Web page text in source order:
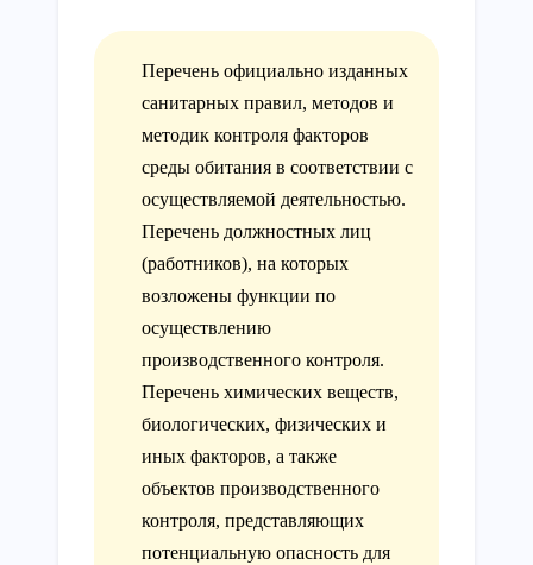
Перечень официально изданных
санитарных правил, методов и
методик контроля факторов
среды обитания в соответствии с
осуществляемой деятельностью.
Перечень должностных лиц
(работников), на которых
возложены функции по
осуществлению
производственного контроля.
Перечень химических веществ,
биологических, физических и
иных факторов, а также
объектов производственного
контроля, представляющих
потенциальную опасность для